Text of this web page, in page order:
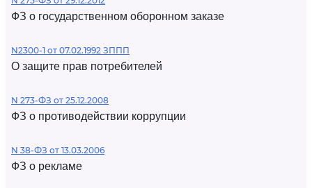
ФЗ о государственном оборонном заказе
N2300-1 от 07.02.1992 ЗППП
О защите прав потребителей
N 273-ФЗ от 25.12.2008
ФЗ о противодействии коррупции
N 38-ФЗ от 13.03.2006
ФЗ о рекламе